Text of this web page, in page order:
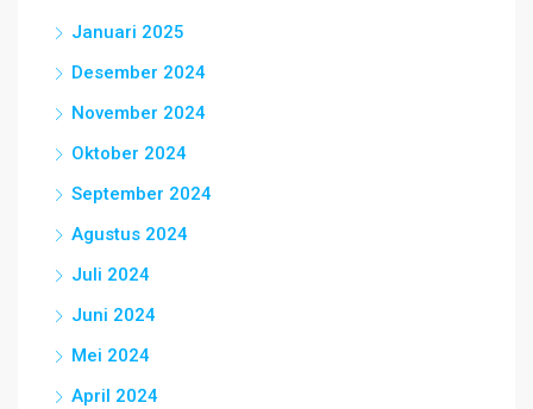
Januari 2025
Desember 2024
November 2024
Oktober 2024
September 2024
Agustus 2024
Juli 2024
Juni 2024
Mei 2024
April 2024